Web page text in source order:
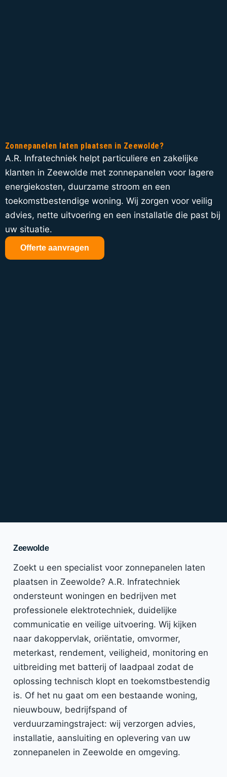
Zonnepanelen laten plaatsen in Zeewolde?
A.R. Infratechniek helpt particuliere en zakelijke
klanten in Zeewolde met zonnepanelen voor lagere
energiekosten, duurzame stroom en een
toekomstbestendige woning. Wij zorgen voor veilig
advies, nette uitvoering en een installatie die past bij
uw situatie.
Offerte aanvragen
Zeewolde
Zoekt u een specialist voor zonnepanelen laten
plaatsen in Zeewolde? A.R. Infratechniek
ondersteunt woningen en bedrijven met
professionele elektrotechniek, duidelijke
communicatie en veilige uitvoering. Wij kijken
naar dakoppervlak, oriëntatie, omvormer,
meterkast, rendement, veiligheid, monitoring en
uitbreiding met batterij of laadpaal zodat de
oplossing technisch klopt en toekomstbestendig
is. Of het nu gaat om een bestaande woning,
nieuwbouw, bedrijfspand of
verduurzamingstraject: wij verzorgen advies,
installatie, aansluiting en oplevering van uw
zonnepanelen in Zeewolde en omgeving.